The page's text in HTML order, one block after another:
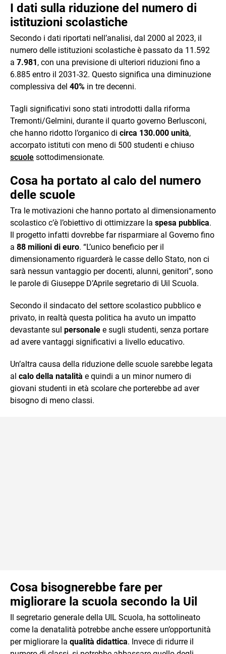
I dati sulla riduzione del numero di
istituzioni scolastiche
Secondo i dati riportati nell’analisi, dal 2000 al 2023, il
numero delle istituzioni scolastiche è passato da 11.592
a 7.981, con una previsione di ulteriori riduzioni fino a
6.885 entro il 2031-32. Questo significa una diminuzione
complessiva del 40% in tre decenni.
Tagli significativi sono stati introdotti dalla riforma
Tremonti/Gelmini, durante il quarto governo Berlusconi,
che hanno ridotto l’organico di circa 130.000 unità,
accorpato istituti con meno di 500 studenti e chiuso
scuole sottodimensionate.
Cosa ha portato al calo del numero
delle scuole
Tra le motivazioni che hanno portato al dimensionamento
scolastico c’è l’obiettivo di ottimizzare la spesa pubblica.
Il progetto infatti dovrebbe far risparmiare al Governo fino
a 88 milioni di euro. “L’unico beneficio per il
dimensionamento riguarderà le casse dello Stato, non ci
sarà nessun vantaggio per docenti, alunni, genitori”, sono
le parole di Giuseppe D’Aprile segretario di Uil Scuola.
Secondo il sindacato del settore scolastico pubblico e
privato, in realtà questa politica ha avuto un impatto
devastante sul personale e sugli studenti, senza portare
ad avere vantaggi significativi a livello educativo.
Un’altra causa della riduzione delle scuole sarebbe legata
al calo della natalità e quindi a un minor numero di
giovani studenti in età scolare che porterebbe ad aver
bisogno di meno classi.
Cosa bisognerebbe fare per
migliorare la scuola secondo la Uil
Il segretario generale della UIL Scuola, ha sottolineato
come la denatalità potrebbe anche essere un’opportunità
per migliorare la qualità didattica. Invece di ridurre il